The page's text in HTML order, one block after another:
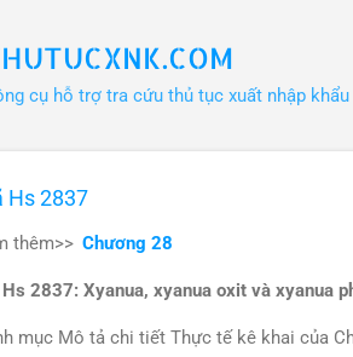
cụ hỗ trợ tra cứu thủ tục xuất nhập
Hs 2837
thêm>> Chương 28
2837: Xyanua, xyanua oxit và xyanua
mục Mô tả chi tiết Thực tế kê khai của